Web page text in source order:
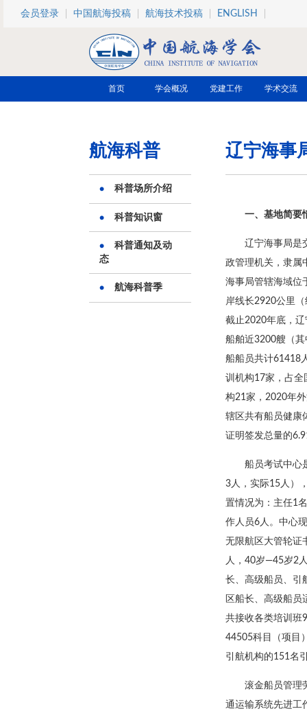
跳转到主要内容
会员登录 中国航海投稿 航海技术投稿 ENGLISH
首页 学会概况 党建工作 学术交流
航海科普
科普场所介绍
科普知识窗
科普通知及动
态
航海科普季
辽宁海事
一、基地简要
辽宁海事局是
政管理机关，隶属
海事局管辖海域位
岸线长2920公里
截止2020年底，
船舶近3200艘（
船船员共计61418
训机构17家，占全
构21家，2020年
辖区共有船员健康
证明签发总量的
船员考试中心
3人，实际15人）
置情况为：主任1
作人员6人。中心
无限航区大管轮证
人，40岁—45岁2
长、高级船员、引
区船长、高级船
共接收各类培训班
44505科目（项目
引航机构的151名
滚金船员管理
通运输系统先进工